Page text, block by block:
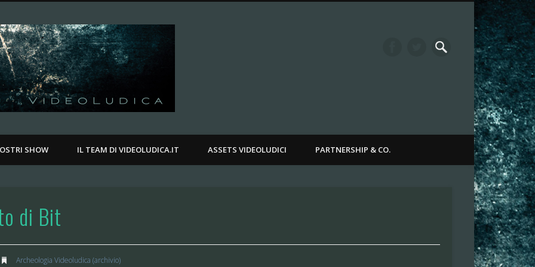
SHOW IL TEAM DI VIDEOLUDICA.IT ASSETS VIDEOLUDICI PARTNERSHIP & CO.
di Bit
Archeologia Videoludica (archivio)